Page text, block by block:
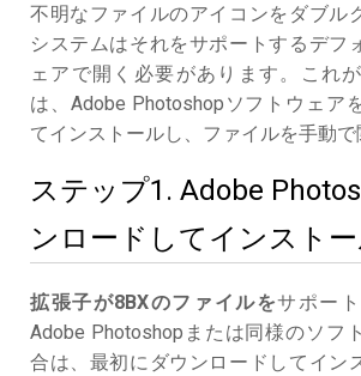
不明なファイルのアイコンをダブル
システムはそれをサポートするデフ
ェアで開く必要があります。これ
は、Adobe Photoshopソフトウェア
てインストールし、ファイルを手動で
ステップ1. Adobe
ンロードしてインスト
拡張子が8BXのファイルをサポート
Adobe Photoshopまたは同様のソフ
合は、最初にダウンロードしてイン